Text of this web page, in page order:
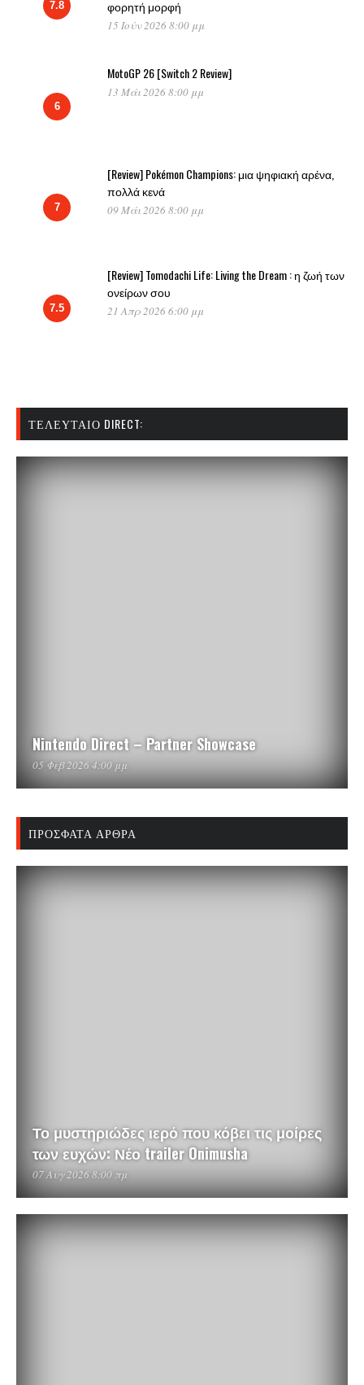
7.8 φορητή μορφή
15 Ιούν 2026 8:00 μμ
6
MotoGP 26 [Switch 2 Review]
13 Μάι 2026 8:00 μμ
7
[Review] Pokémon Champions: μια ψηφιακή αρένα,
πολλά κενά
09 Μάι 2026 8:00 μμ
7.5
[Review] Tomodachi Life: Living the Dream : η ζωή των
ονείρων σου
21 Απρ 2026 6:00 μμ
ΤΕΛΕΥΤΑΊΟ DIRECT:
Nintendo Direct – Partner Showcase
05 Φεβ 2026 4:00 μμ
ΠΡΌΣΦΑΤΑ ΆΡΘΡΑ
Το μυστηριώδες ιερό που κόβει τις μοίρες
των ευχών: Νέο trailer Onimusha
07 Αυγ 2026 8:00 πμ